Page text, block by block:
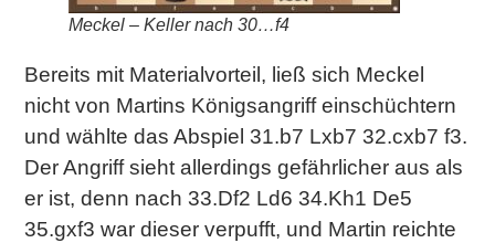
Meckel – Keller nach 30…f4
Bereits mit Materialvorteil, ließ sich Meckel
nicht von Martins Königsangriff einschüchtern
und wählte das Abspiel 31.b7 Lxb7 32.cxb7 f3.
Der Angriff sieht allerdings gefährlicher aus als
er ist, denn nach 33.Df2 Ld6 34.Kh1 De5
35.gxf3 war dieser verpufft, und Martin reichte